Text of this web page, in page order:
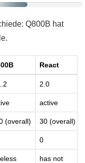
Q800B hat
React
2.0
active
(overall) 30 (overall)
0
has not